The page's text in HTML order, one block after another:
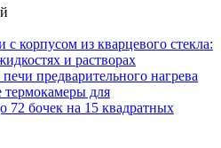
с корпусом из кварцевого стекла:
и растворах
предварительного нагрева
термокамеры для
72 бочек на 15 квадратных